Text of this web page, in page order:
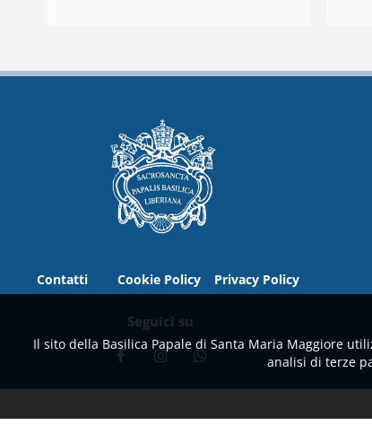
Contatti Cookie Policy Privacy Policy
Seguici su
Il sito della Basilica Papale di Santa Maria Maggiore
analisi di terze